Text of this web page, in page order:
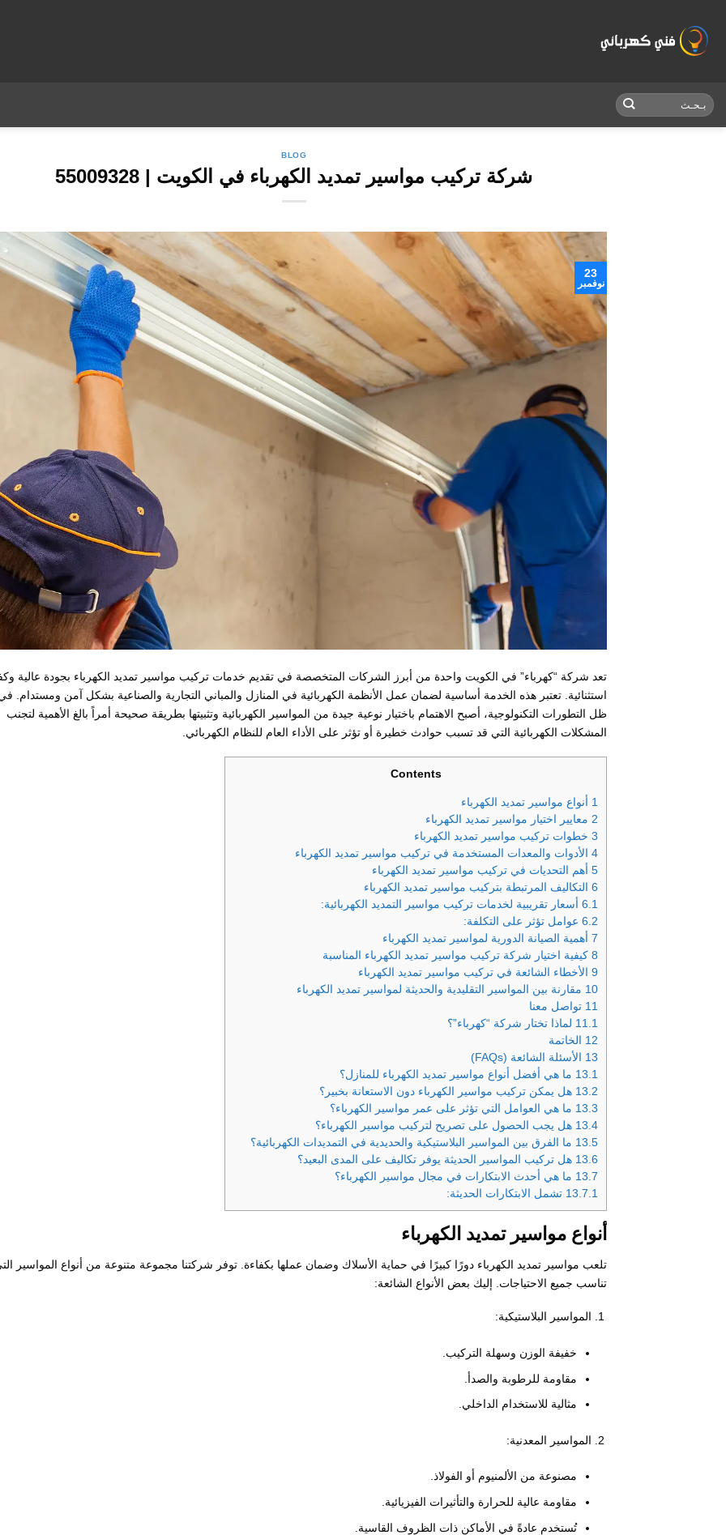
content
BLOG
شركة تركيب مواسير تمديد الكهرباء في الكويت | 55009328
23
نوفمبر
تعد شركة “كهرباء” في الكويت واحدة من أبرز الشركات المتخصصة في تقديم خدمات تركيب مواسير تمديد الكهرباء بجودة عالية
استثنائية. تعتبر هذه الخدمة أساسية لضمان عمل الأنظمة الكهربائية في المنازل والمباني التجارية والصناعية بشكل آمن ومستدام.
ظل التطورات التكنولوجية، أصبح الاهتمام باختيار نوعية جيدة من المواسير الكهربائية وتثبيتها بطريقة صحيحة أمراً بالغ الأهمية لتجنب
المشكلات الكهربائية التي قد تسبب حوادث خطيرة أو تؤثر على الأداء العام للنظام الكهربائي.
Contents
1 أنواع مواسير تمديد الكهرباء
2 معايير اختيار مواسير تمديد الكهرباء
3 خطوات تركيب مواسير تمديد الكهرباء
4 الأدوات والمعدات المستخدمة في تركيب مواسير تمديد الكهرباء
5 أهم التحديات في تركيب مواسير تمديد الكهرباء
6 التكاليف المرتبطة بتركيب مواسير تمديد الكهرباء
6.1 أسعار تقريبية لخدمات تركيب مواسير التمديد الكهربائية:
6.2 عوامل تؤثر على التكلفة:
7 أهمية الصيانة الدورية لمواسير تمديد الكهرباء
8 كيفية اختيار شركة تركيب مواسير تمديد الكهرباء المناسبة
9 الأخطاء الشائعة في تركيب مواسير تمديد الكهرباء
10 مقارنة بين المواسير التقليدية والحديثة لمواسير تمديد الكهرباء
11 تواصل معنا
11.1 لماذا تختار شركة “كهرباء”؟
12 الخاتمة
13 الأسئلة الشائعة (FAQs)
13.1 ما هي أفضل أنواع مواسير تمديد الكهرباء للمنازل؟
13.2 هل يمكن تركيب مواسير الكهرباء دون الاستعانة بخبير؟
13.3 ما هي العوامل التي تؤثر على عمر مواسير الكهرباء؟
13.4 هل يجب الحصول على تصريح لتركيب مواسير الكهرباء؟
13.5 ما الفرق بين المواسير البلاستيكية والحديدية في التمديدات الكهربائية؟
13.6 هل تركيب المواسير الحديثة يوفر تكاليف على المدى البعيد؟
13.7 ما هي أحدث الابتكارات في مجال مواسير الكهرباء؟
13.7.1 تشمل الابتكارات الحديثة:
أنواع مواسير تمديد الكهرباء
تلعب مواسير تمديد الكهرباء دورًا كبيرًا في حماية الأسلاك وضمان عملها بكفاءة. توفر شركتنا مجموعة متنوعة من أنواع المواسير
تناسب جميع الاحتياجات. إليك بعض الأنواع الشائعة:
المواسير البلاستيكية:
خفيفة الوزن وسهلة التركيب.
مقاومة للرطوبة والصدأ.
مثالية للاستخدام الداخلي.
المواسير المعدنية:
مصنوعة من الألمنيوم أو الفولاذ.
مقاومة عالية للحرارة والتأثيرات الفيزيائية.
تُستخدم عادةً في الأماكن ذات الظروف القاسية.